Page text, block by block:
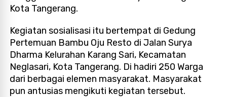
Kota Tangerang.
Kegiatan sosialisasi itu bertempat di Gedung
Pertemuan Bambu Oju Resto di Jalan Surya
Dharma Kelurahan Karang Sari, Kecamatan
Neglasari, Kota Tangerang. Di hadiri 250 Warga
dari berbagai elemen masyarakat. Masyarakat
pun antusias mengikuti kegiatan tersebut.